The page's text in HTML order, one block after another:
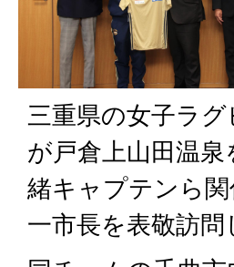
三重県の女子ラ
が戸倉上山田温
緒キャプテンら
一市長を表敬訪問